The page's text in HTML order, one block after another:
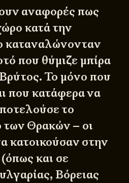
αναφορές πως
κατά την
καταναλώνονταν
που θύμιζε μπίρα
Το μόνο που
που κατάφερα να
το
Θρακών – οι
κατοικούσαν στην
και σε
Βόρειας